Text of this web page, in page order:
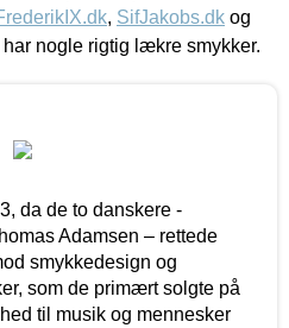
, SifJakobs.dk og
har nogle rigtig lækre smykker.
da de to danskere -
Adamsen – rettede
smykkedesign og
som de primært solgte på
til musik og mennesker